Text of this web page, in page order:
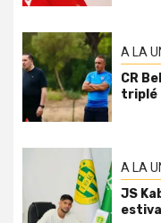
A LA
CR
triplé
A LA
JS